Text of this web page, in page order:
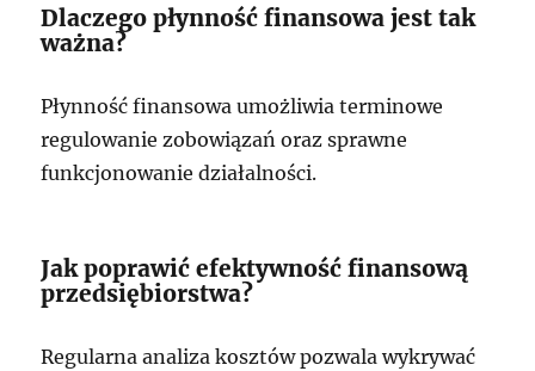
Dlaczego płynność finansowa jest tak
ważna?
Płynność finansowa umożliwia terminowe
regulowanie zobowiązań oraz sprawne
funkcjonowanie działalności.
Jak poprawić efektywność finansową
przedsiębiorstwa?
Regularna analiza kosztów pozwala wykrywać